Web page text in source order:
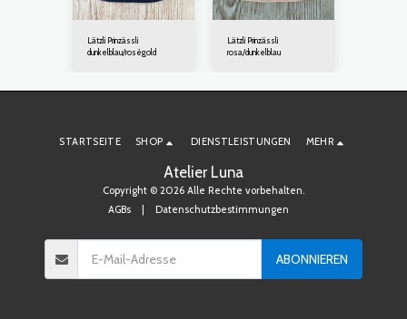
Lätzli Prinzässli
dunkelblau/roségold
Lätzli Prinzässli
rosa/dunkelblau
Atelier Luna
Copyright © 2026 Alle Rechte vorbehalten.
AGBs| Datenschutzbestimmungen
STARTSEITE SHOP DIENSTLEISTUNGEN MEHR
ABONNIEREN